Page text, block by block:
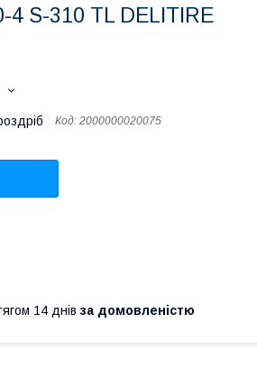
4 S-310 ТL DELITIRE
Код: 2000000020075
14 днів за домовленістю